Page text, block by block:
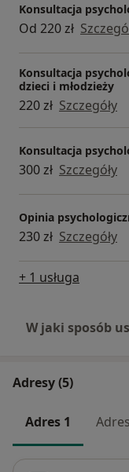
Konsultacja
Od 220 zł
Konsultacja
dzieci i młodzieży
220 zł Szczegóły
Konsultacja
300 zł Szczegóły
Opinia
230 zł Szczegóły
+ 1 usługa
W jaki sposób
Adresy (5)
Adres 1